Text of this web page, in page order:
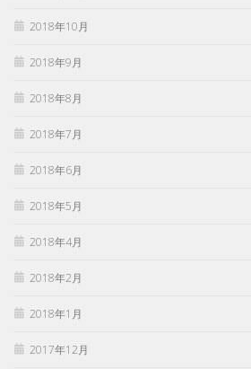
2018年10月
2018年9月
2018年8月
2018年7月
2018年6月
2018年5月
2018年4月
2018年2月
2018年1月
2017年12月